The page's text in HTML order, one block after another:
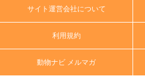
サイト運営会社について
利用規約
動物ナビ メルマガ